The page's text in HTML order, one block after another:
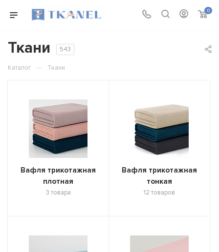
0
Ткани 543
Каталог — Ткани
Вафля трикотажная
плотная
3 товара
Вафля трикотажная
тонкая
12 товаров